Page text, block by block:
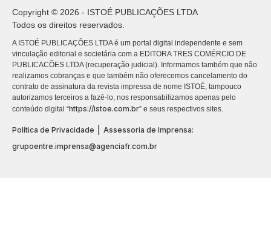
Copyright © 2026 - ISTOÉ PUBLICAÇÕES LTDA
Todos os direitos reservados.
A ISTOÉ PUBLICAÇÕES LTDA é um portal digital independente e sem
vinculação editorial e societária com a EDITORA TRES COMÉRCIO DE
PUBLICACÕES LTDA (recuperação judicial). Informamos também que não
realizamos cobranças e que também não oferecemos cancelamento do
contrato de assinatura da revista impressa de nome ISTOÉ, tampouco
autorizamos terceiros a fazê-lo, nos responsabilizamos apenas pelo
conteúdo digital “https://istoe.com.br” e seus respectivos sites.
Política de Privacidade
Assessoria de Imprensa:
grupoentre.imprensa@agenciafr.com.br